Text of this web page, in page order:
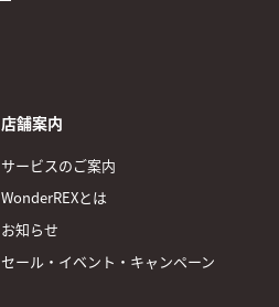
店舗案内
サービスのご案内
WonderREXとは
お知らせ
セール・イベント・キャンペーン